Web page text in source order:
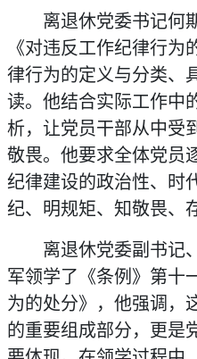
离退休党委书记何
《对违反工作纪律行
律行为的定义与分类、
读。他结合实际工作中
析，让党员干部从中受
敬畏。他要求全体党员
纪律建设的政治性、时
纪、明规矩、知敬畏、
离退休党委副书记
军领学了《条例》第十
为的处分》，他强调，
的重要组成部分，更是